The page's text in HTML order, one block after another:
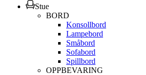
Stue
BORD
Konsollbord
Lampebord
Småbord
Sofabord
Spillbord
OPPBEVARING